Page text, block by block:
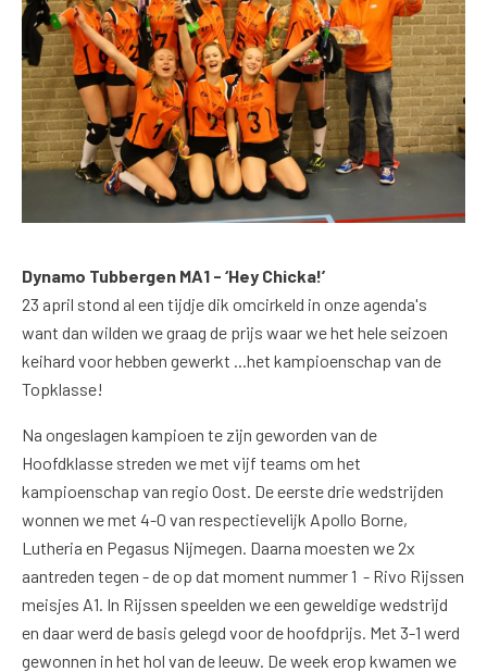
Dynamo Tubbergen MA1 - ‘Hey Chicka!’
23 april stond al een tijdje dik omcirkeld in onze agenda's
want dan wilden we graag de prijs waar we het hele seizoen
keihard voor hebben gewerkt ...het kampioenschap van de
Topklasse!
Na ongeslagen kampioen te zijn geworden van de
Hoofdklasse streden we met vijf teams om het
kampioenschap van regio Oost. De eerste drie wedstrijden
wonnen we met 4-0 van respectievelijk Apollo Borne,
Lutheria en Pegasus Nijmegen. Daarna moesten we 2x
aantreden tegen - de op dat moment nummer 1 - Rivo Rijssen
meisjes A1. In Rijssen speelden we een geweldige wedstrijd
en daar werd de basis gelegd voor de hoofdprijs. Met 3-1 werd
gewonnen in het hol van de leeuw. De week erop kwamen we